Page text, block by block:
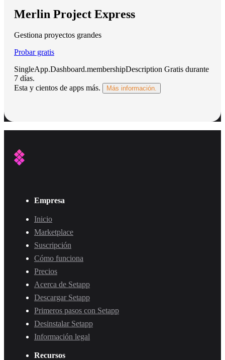
Merlin Project Express
Gestiona proyectos grandes
Probar gratis
SingleApp.Dashboard.membershipDescription Gratis durante
7 días.
Esta y cientos de apps más.
Más información.
Empresa
Inicio
Marketplace
Suscripción
Cómo funciona
Precios
Acerca de Setapp
Descargar Setapp
Primeros pasos con Setapp
Desinstalar Setapp
Información legal
Recursos